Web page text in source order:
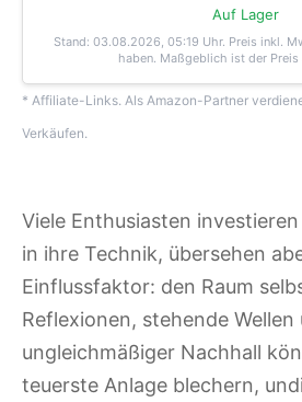
Auf Lager
Stand: 03.08.2026, 05:19 Uhr. Preis inkl.
haben. Maßgeblich ist der Preis
* Affiliate-Links. Als Amazon-Partner
Verkäufen.
Viele Enthusiasten
in ihre Technik, übersehen
Einflussfaktor: den Raum
Reflexionen, stehende Wellen
ungleichmäßiger Nachhall
teuerste Anlage blechern,